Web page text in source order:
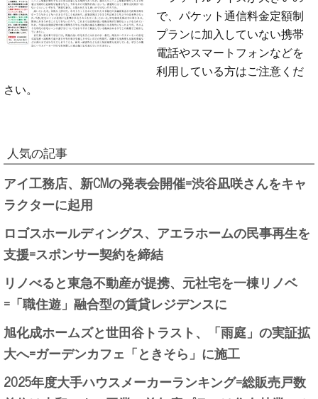
で、パケット通信料金定額制
プランに加入していない携帯
電話やスマートフォンなどを
利用している方はご注意くだ
さい。
人気の記事
アイ工務店、新CMの発表会開催=渋谷凪咲さんをキャ
ラクターに起用
ロゴスホールディングス、アエラホームの民事再生を
支援=スポンサー契約を締結
リノべると東急不動産が提携、元社宅を一棟リノベ
=「職住遊」融合型の賃貸レジデンスに
旭化成ホームズと世田谷トラスト、「雨庭」の実証拡
大へ=ガーデンカフェ「ときそら」に施工
2025年度大手ハウスメーカーランキング=総販売戸数